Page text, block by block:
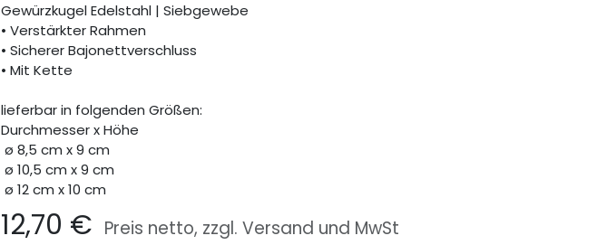
Gewürzkugel Edelstahl | Siebgewebe
• Verstärkter Rahmen
• Sicherer Bajonettverschluss
• Mit Kette
lieferbar in folgenden Größen:
Durchmesser x Höhe
ø 8,5 cm x 9 cm
ø 10,5 cm x 9 cm
ø 12 cm x 10 cm
12,70 € Preis netto, zzgl. Versand und MwSt